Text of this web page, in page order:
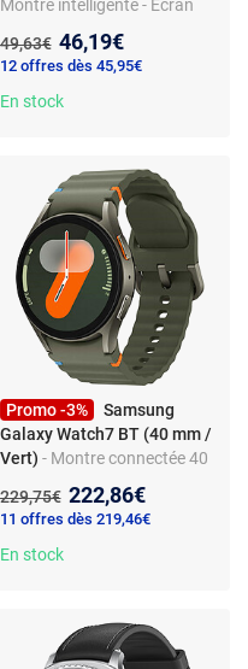
Montre intelligente - Écran
sommeil et fréquence
cardiaque - Étanche IP68
Ancien prix :
49,63€ Nouveau prix :
46,19€
12 offres dès 45,95€
En stock
Promo -3%
Samsung
Galaxy Watch7 BT (40 mm /
Vert) - Montre connectée 40
IP6X - GPS - RAM 2 Go -
écran tactile Super AMOLED
1.3" - 32 Go - NFC/Wi-
sport en silicone
Ancien prix :
229,75€ Nouveau prix :
222,86€
11 offres dès 219,46€
En stock